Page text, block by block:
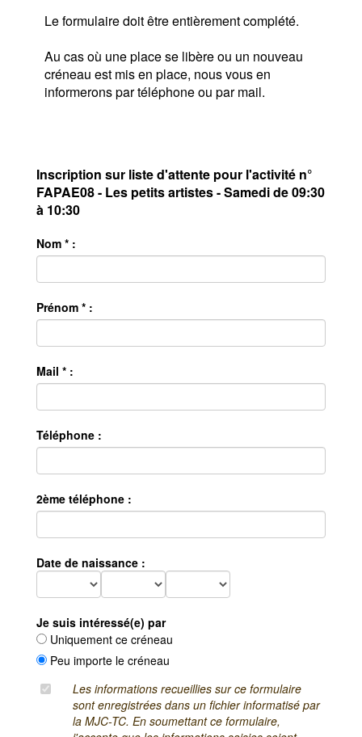
Le formulaire doit être entièrement complété.
Au cas où une place se libère ou un nouveau
créneau est mis en place, nous vous en
informerons par téléphone ou par mail.
Inscription sur liste d'attente pour l'activité n°
FAPAE08 - Les petits artistes - Samedi de 09:30
à 10:30
Nom * :
Prénom * :
Mail * :
Téléphone :
2ème téléphone :
Date de naissance :
Je suis intéressé(e) par
Uniquement ce créneau
Peu importe le créneau
Les informations recueillies sur ce formulaire
sont enregistrées dans un fichier informatisé par
la MJC-TC. En soumettant ce formulaire,